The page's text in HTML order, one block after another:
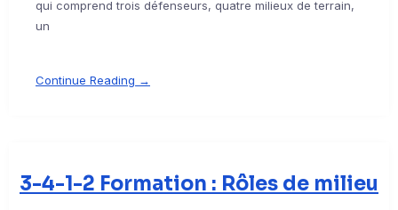
qui comprend trois défenseurs, quatre milieux de terrain,
un
Continue Reading →
3-4-1-2 Formation : Rôles de milieu